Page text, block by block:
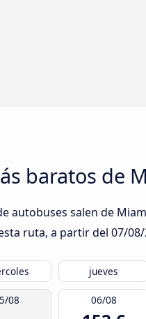
baratos de
autobuses salen de
ruta, a partir del 07/
jueves
08 06/08